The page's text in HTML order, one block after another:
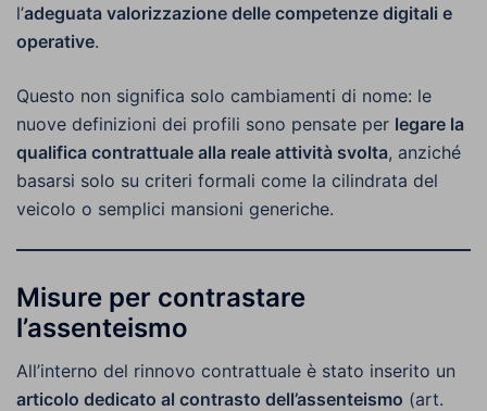
l’adeguata valorizzazione delle competenze digitali e
operative.
Questo non significa solo cambiamenti di nome: le
nuove definizioni dei profili sono pensate per legare la
qualifica contrattuale alla reale attività svolta, anziché
basarsi solo su criteri formali come la cilindrata del
veicolo o semplici mansioni generiche.
Misure per contrastare
l’assenteismo
All’interno del rinnovo contrattuale è stato inserito un
articolo dedicato al contrasto dell’assenteismo (art.